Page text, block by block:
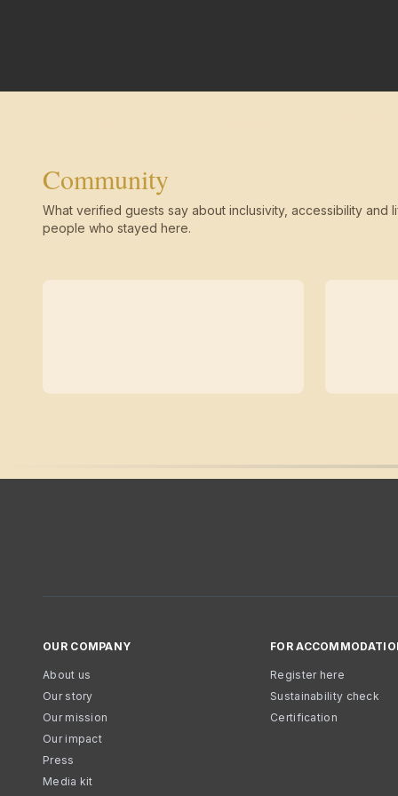
Community
What verified guests say about inclusivity, accessibility and
people who stayed here.
OUR COMPANY
About us
Our story
Our mission
Our impact
Press
Media kit
FOR
Register here
Sustainability check
Certification